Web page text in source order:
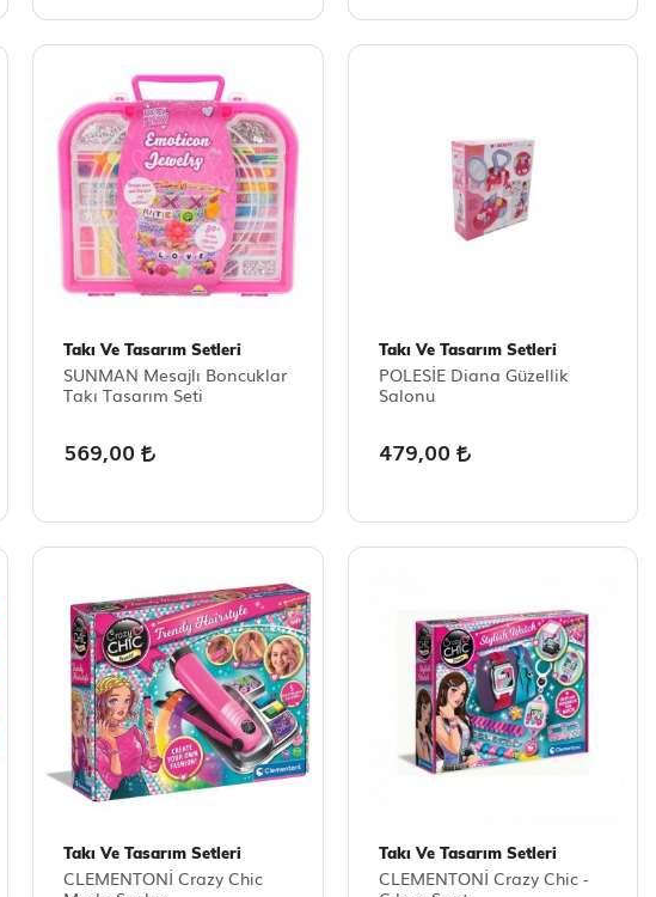
Takı Ve Tasarım Setleri
SUNMAN Mesajlı Boncuklar
Takı Tasarım Seti
569,00
Takı Ve Tasarım Setleri
POLESİE Diana Güzellik
Salonu
479,00
Takı Ve Tasarım Setleri
CLEMENTONİ Crazy Chic
Takı Ve Tasarım Setleri
CLEMENTONİ Crazy Chic -